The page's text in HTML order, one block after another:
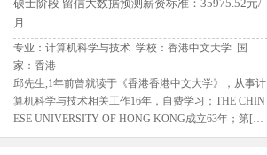
硕士阶段 留信大数据预测薪资标准：35975.52元/
月
专业：计算机科学与技术 学校：香港中文大学 国
家：香港
邱先生,1年前曾就读于《香港香港中文大学》，从事计
算机科学与技术相关工作16年，自费学习；THE CHIN
ESE UNIVERSITY OF HONG KONG成立63年；第[20
18]年统计在[香港.]排名第2，该生出国留学期间共花费